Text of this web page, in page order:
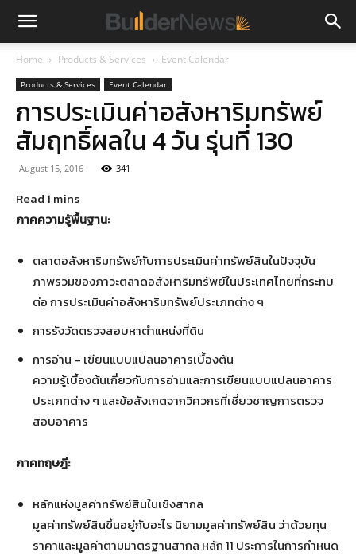
Home Products & Services Event Calendar
Products & Services Event Calendar
การประเมินค่าอสังหาริมทรัพย์
สัมฤทธิ์ผลใน 4 วัน รุ่นที่ 130
August 15, 2016 341
ภาคความรู้พื้นฐาน:
ตลาดอสังหาริมทรัพย์กับการประเมินค่าทรัพย์สินในปัจจุบัน
ภาพรวมของภาวะตลาดอสังหาริมทรัพย์ในประเทศไทยที่กระทบ
ต่อ การประเมินค่าอสังหาริมทรัพย์ประเภทต่าง ๆ
การรังวัดตรวจสอบหาตำแหน่งที่ดิน
การอ่าน – เขียนแบบแปลนอาคารเบื้องต้น
ความรู้เบื้องต้นเกี่ยวกับการอ่านและการเขียนแบบแปลนอาคาร
ประเภทต่าง ๆ และข้อสังเกตจากวิศวกรที่เชี่ยวชาญการตรวจ
สอบอาคาร
ภาคทฤษฎี:
หลักแห่งมูลค่าทรัพย์สินในเชิงสากล
มูลค่าทรัพย์สินขึ้นอยู่กับอะไร นิยามมูลค่าทรัพย์สิน ว่าด้วยทุน
ราคาและมูลค่าตามมาตรฐานสากล หลัก 11 ประการในการกำหนด